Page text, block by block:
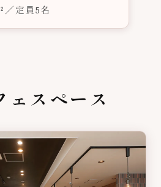
／定員5名
ェスペース